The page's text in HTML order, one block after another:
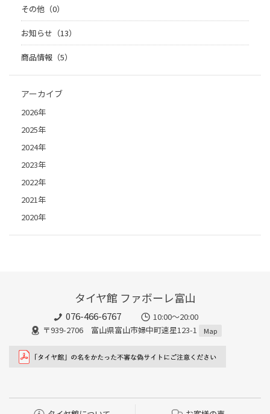
その他（0）
お知らせ（13）
商品情報（5）
アーカイブ
2026年
2025年
2024年
2023年
2022年
2021年
2020年
タイヤ館 ファボーレ富山
076-466-6767
10:00～20:00
〒939-2706 富山県富山市婦中町速星123-1
Map